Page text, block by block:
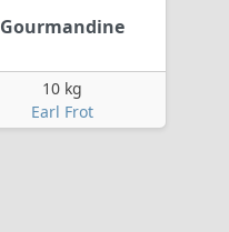
Gourmandine
10 kg
Earl Frot